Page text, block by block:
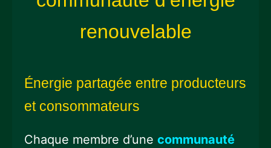
renouvelable
Énergie partagée entre producteurs
et consommateurs
Chaque membre d’unecommunauté